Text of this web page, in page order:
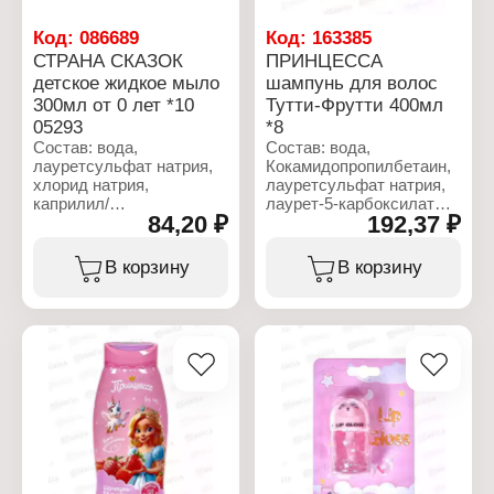
Назначение: детский
Название: "Барашек"
Эффект: увлажняющий
Активные компоненты:
экстракты ромашки,
календулы, алоэ,
витамин Е
Объем: 40 мл
Код: 086689
СТРАНА СКАЗОК
детское жидкое мыло
300мл от 0 лет *10
05293
Состав: вода,
лауретсульфат натрия,
хлорид натрия,
каприлил/
каприлглюкозид,
кокамид ДЭА, глицерин,
кокамидопропилгидроксисультаин,
глицерилолеат, экстракт
токоферола ацетат,
парфюм, динатриевая
ЭДТА, лимонная
кислота, ДМДМ
гидантоин.
Характеристики:
Производитель: Шанте
84,20 ₽
В корзину
Код: 163385
ПРИНЦЕССА
шампунь для волос
Тутти-Фрутти 400мл
*8
Состав: вода,
Кокамидопропилбетаин,
лауретсульфат натрия,
лаурет-5-карбоксилат
натрия, глицерин,
лауретсульфосукцинат,
бензоат натрия, хлорид
гликоля,
гидроксипропилгуар-
гидроксипропилтримониум
поликватерниум-10,
аллантоин,
гидролизованный
Молочный протеин
192,37 ₽
В корзину